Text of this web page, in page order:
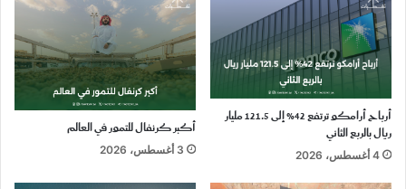
أرباح أرامكو ترتفع 42% إلى 121.5 مليار
ريال بالربع الثاني
4 أغسطس، 2026
أكبر كرنفال للتمور في العالم
3 أغسطس، 2026